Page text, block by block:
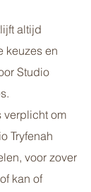
altijd
keuzes en
Studio
verplicht om
Tryfenah
voor zover
kan of